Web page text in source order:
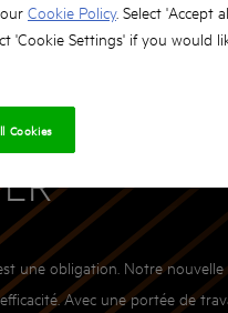
une obligation. Notre nouvelle
Avec une portée de
Cookie Policy. Select 'Accept
'Cookie Settings' if you would
Cookies